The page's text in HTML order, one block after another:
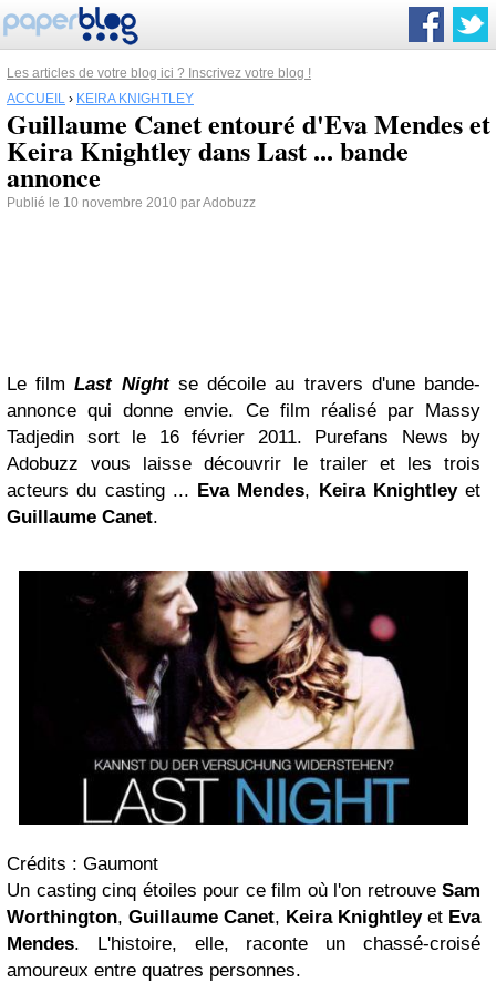
Les articles de votre blog ici ? Inscrivez votre blog !
ACCUEIL › KEIRA KNIGHTLEY
Guillaume Canet entouré d'Eva Mendes et
Keira Knightley dans Last ... bande
annonce
Publié le 10 novembre 2010 par Adobuzz
Le filmLast Nightse décoile au travers d'une bande-
annonce qui donne envie. Ce film réalisé par Massy
Tadjedin sort le 16 février 2011. Purefans News by
Adobuzz vous laisse découvrir le trailer et les trois
acteurs du casting ... Eva Mendes, Keira Knightleyet
Guillaume Canet.
Crédits : Gaumont
Un casting cinq étoiles pour ce film où l'on retrouve Sam
Worthington, Guillaume Canet, Keira Knightleyet Eva
Mendes. L'histoire, elle, raconte un chassé-croisé
amoureux entre quatres personnes.